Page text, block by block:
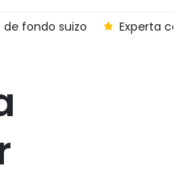
fondo suizo Experta